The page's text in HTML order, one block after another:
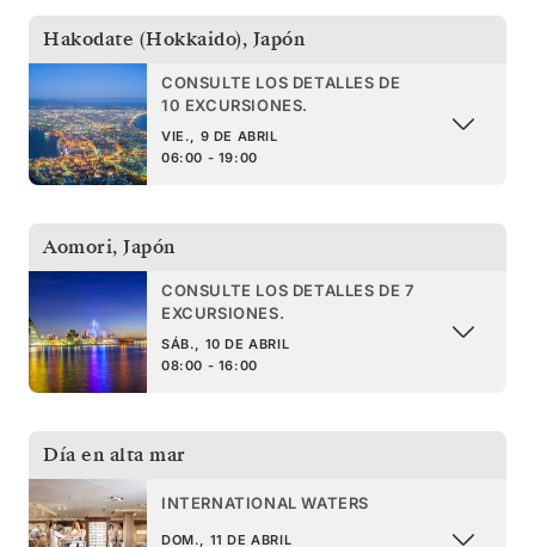
Hakodate (Hokkaido), Japón
CONSULTE LOS DETALLES DE
10 EXCURSIONES.
VIE., 9 DE ABRIL
06:00 - 19:00
Aomori, Japón
CONSULTE LOS DETALLES DE 7
EXCURSIONES.
SÁB., 10 DE ABRIL
08:00 - 16:00
Día en alta mar
INTERNATIONAL WATERS
DOM., 11 DE ABRIL